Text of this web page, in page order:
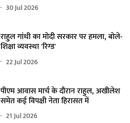
30 Jul 2026
राहुल गांधी का मोदी सरकार पर हमला, बोले-
शिक्षा व्यवस्था 'रिग्ड'
22 Jul 2026
पीएम आवास मार्च के दौरान राहुल, अखीलेश
समेत कई विपक्षी नेता हिरासत में
21 Jul 2026